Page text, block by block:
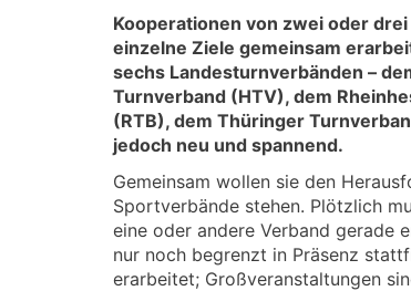
Kooperationen von zwei oder
einzelne Ziele gemeinsam
sechs Landesturnverbänden –
Turnverband (HTV), dem
(RTB), dem Thüringer
jedoch neu und spannend.
Gemeinsam wollen sie den
Sportverbände stehen. Plötzlich
eine oder andere Verband gerade
nur noch begrenzt in Präsenz
erarbeitet; Großveranstaltungen